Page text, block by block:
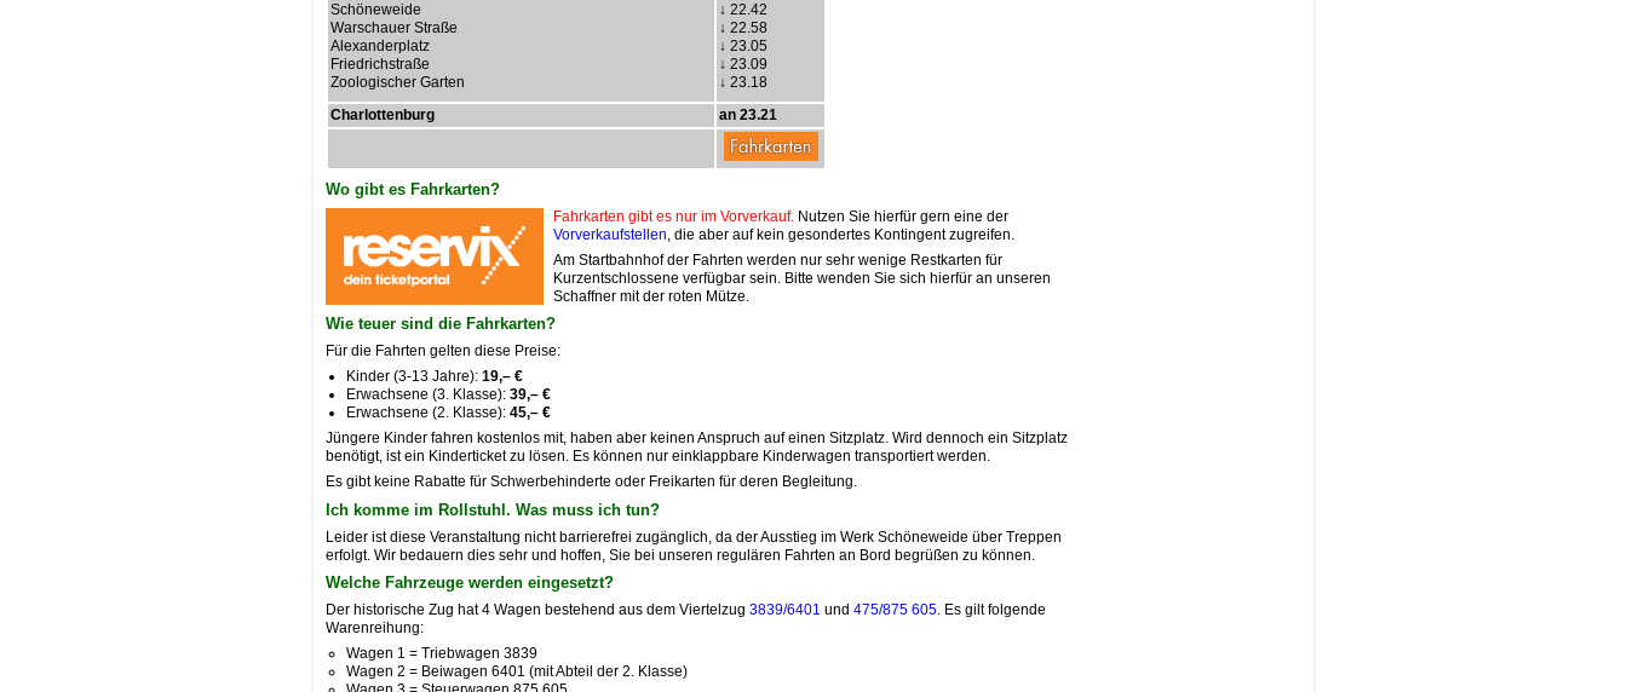
Schöneweide
Warschauer Straße
Alexanderplatz
Friedrichstraße
Zoologischer Garten
↓ 22.42
↓ 22.58
↓ 23.05
↓ 23.09
↓ 23.18
Charlottenburg
an 23.21
Wo gibt es Fahrkarten?
Fahrkarten gibt es nur im Vorverkauf. Nutzen Sie hierfür gern eine der
Vorverkaufstellen , die aber auf kein gesondertes Kontingent zugreifen.
Am Startbahnhof der Fahrten werden nur sehr wenige Restkarten für
Kurzentschlossene verfügbar sein. Bitte wenden Sie sich hierfür an unseren
Schaffner mit der roten Mütze.
Wie teuer sind die Fahrkarten?
Für die Fahrten gelten diese Preise:
Kinder (3-13 Jahre): 19,– €
Erwachsene (3. Klasse):39,– €
Erwachsene (2. Klasse):45,– €
Jüngere Kinder fahren kostenlos mit, haben aber keinen Anspruch auf einen Sitzplatz. Wird dennoch ein Sitzplatz
benötigt, ist ein Kinderticket zu lösen. Es können nur einklappbare Kinderwagen transportiert werden.
Es gibt keine Rabatte für Schwerbehinderte oder Freikarten für deren Begleitung.
Ich komme im Rollstuhl. Was muss ich tun?
Leider ist diese Veranstaltung nicht barrierefrei zugänglich, da der Ausstieg im Werk Schöneweide über Treppen
erfolgt. Wir bedauern dies sehr und hoffen, Sie bei unseren regulären Fahrten an Bord begrüßen zu können.
Welche Fahrzeuge werden eingesetzt?
Der historische Zug hat 4 Wagen bestehend aus dem Viertelzug 3839/6401 und 475/875 605. Es gilt folgende
Warenreihung:
Wagen 1 = Triebwagen 3839
Wagen 2 = Beiwagen 6401 (mit Abteil der 2. Klasse)